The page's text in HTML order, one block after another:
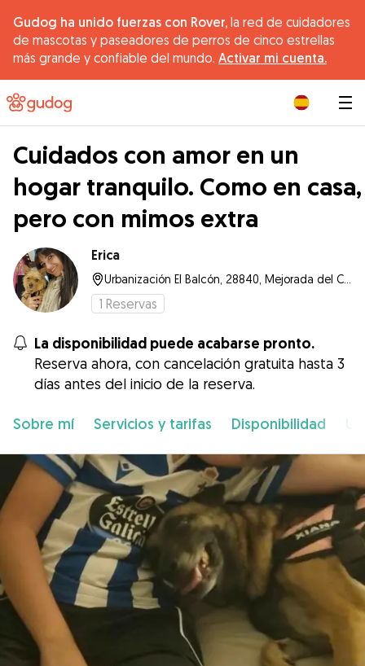
Gudog ha unido fuerzas con Rover, la red de cuidadores
de mascotas y paseadores de perros de cinco estrellas
más grande y confiable del mundo. Activar mi cuenta.
Cuidados con amor en un
hogar tranquilo. Como en casa,
pero con mimos extra
Erica
1 Reservas
La disponibilidad puede acabarse pronto.
Reserva ahora, con cancelación gratuita hasta 3
días antes del inicio de la reserva.
Sobre mí Servicios y tarifas Disponibilidad